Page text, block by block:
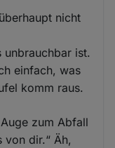
nicht
ist.
einfach, was
komm raus.
zum Abfall
dir.“ Äh,